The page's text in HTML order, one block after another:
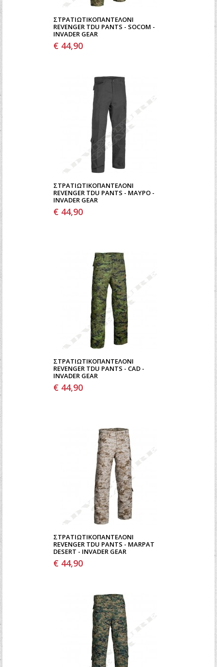
ΣΤΡΑΤΙΩΤΙΚΌΠΑΝΤΕΛΌΝΙ
REVENGER TDU PANTS - SOCOM -
INVADER GEAR
€ 44,90
ΣΤΡΑΤΙΩΤΙΚΌΠΑΝΤΕΛΌΝΙ
REVENGER TDU PANTS - ΜΑΎΡΟ -
INVADER GEAR
€ 44,90
ΣΤΡΑΤΙΩΤΙΚΌΠΑΝΤΕΛΌΝΙ
REVENGER TDU PANTS - CAD -
INVADER GEAR
€ 44,90
ΣΤΡΑΤΙΩΤΙΚΌΠΑΝΤΕΛΌΝΙ
REVENGER TDU PANTS - MARPAT
DESERT - INVADER GEAR
€ 44,90